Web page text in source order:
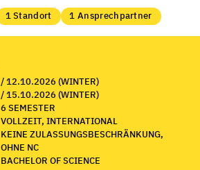
1 Standort 1 Ansprechpartner
/ 12.10.2026 (WINTER)
/ 15.10.2026 (WINTER)
6 SEMESTER
VOLLZEIT, INTERNATIONAL
KEINE ZULASSUNGSBESCHRÄNKUNG,
OHNE NC
BACHELOR OF SCIENCE